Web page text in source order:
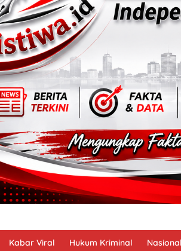
Kabar Viral Hukum Kriminal Nasional